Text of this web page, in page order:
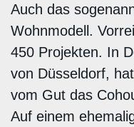
Auch das
Wohnmodell.
450 Projekten. In
von Düsseldorf,
vom Gut das
Auf einem